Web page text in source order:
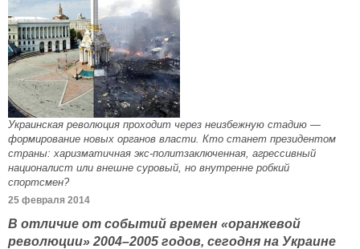
Украинская революция проходит через неизбежную стадию —
формирование новых органов власти. Кто станет президентом
страны: харизматичная экс-политзаключенная, агрессивный
националист или внешне суровый, но внутренне робкий
спортсмен?
25 февраля 2014
В отличие от событий времен «оранжевой
революции» 2004–2005 годов, сегодня на Украине